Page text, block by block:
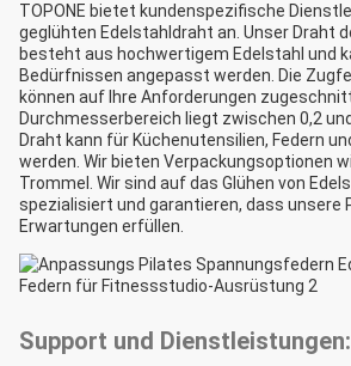
TOPONE bietet kundenspezifische
geglühten Edelstahldraht an. Unser Draht
besteht aus hochwertigem Edelstahl und
Bedürfnissen angepasst werden. Die
können auf Ihre Anforderungen
Durchmesserbereich liegt zwischen 0,2
Draht kann für Küchenutensilien, Federn
werden. Wir bieten Verpackungsoptionen
Trommel. Wir sind auf das Glühen von
spezialisiert und garantieren, dass unsere
Erwartungen erfüllen.
Support und Dienstleistungen: